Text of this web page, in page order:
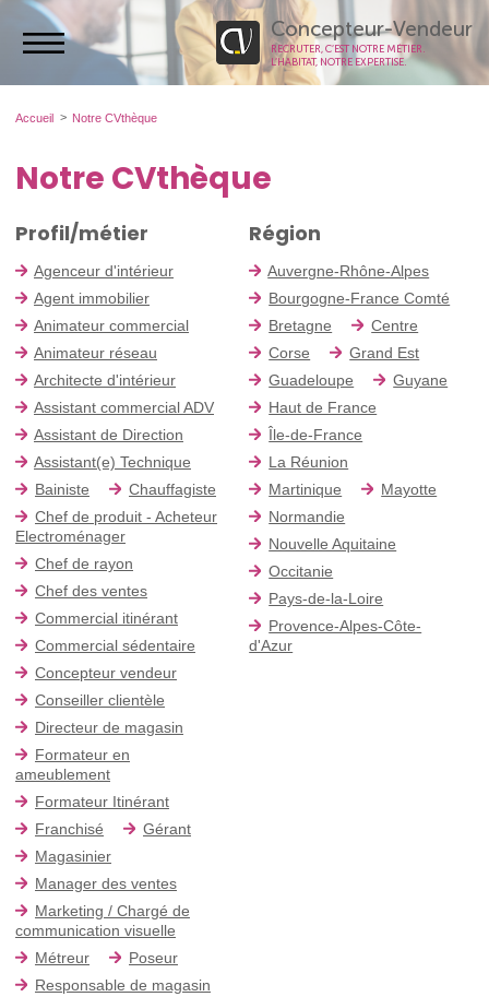
Concepteur-Vendeur
RECRUTER, C’EST NOTRE MÉTIER.
L’HABITAT, NOTRE EXPERTISE.
Accueil Notre CVthèque
Notre CVthèque
Profil/métier
Agenceur d'intérieur
Agent immobilier
Animateur commercial
Animateur réseau
Architecte d'intérieur
Assistant commercial ADV
Assistant de Direction
Assistant(e) Technique
Bainiste
Chauffagiste
Chef de produit - Acheteur
Electroménager
Chef de rayon
Chef des ventes
Commercial itinérant
Commercial sédentaire
Concepteur vendeur
Conseiller clientèle
Directeur de magasin
Formateur en
ameublement
Formateur Itinérant
Franchisé
Gérant
Magasinier
Manager des ventes
Marketing / Chargé de
communication visuelle
Métreur
Poseur
Responsable de magasin
Région
Auvergne-Rhône-Alpes
Bourgogne-France Comté
Bretagne
Centre
Corse
Grand Est
Guadeloupe
Guyane
Haut de France
Île-de-France
La Réunion
Martinique
Mayotte
Normandie
Nouvelle Aquitaine
Occitanie
Pays-de-la-Loire
Provence-Alpes-Côte-
d'Azur